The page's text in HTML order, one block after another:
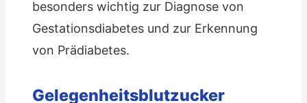
besonders wichtig zur Diagnose von
Gestationsdiabetes und zur Erkennung
von Prädiabetes.
Gelegenheitsblutzucker